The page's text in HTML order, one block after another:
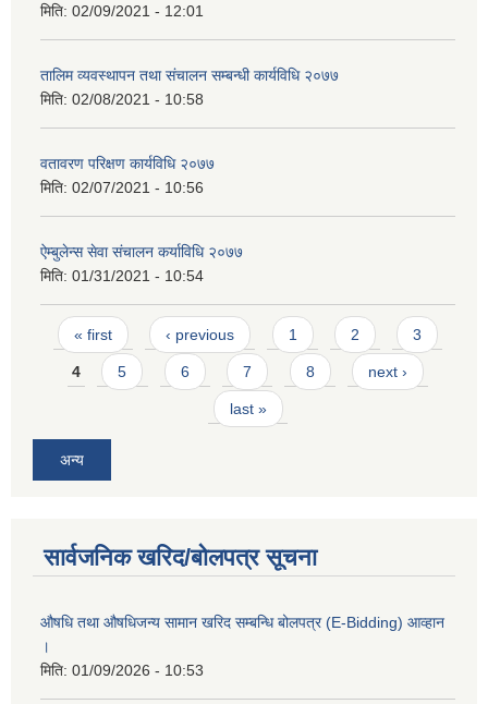
मिति: 02/09/2021 - 12:01
तालिम व्यवस्थापन तथा संचालन सम्बन्धी कार्यविधि २०७७
मिति: 02/08/2021 - 10:58
वतावरण परिक्षण कार्यविधि २०७७
मिति: 02/07/2021 - 10:56
ऐम्बुलेन्स सेवा संचालन कर्याविधि २०७७
मिति: 01/31/2021 - 10:54
Pages
« first ‹ previous 1 2 3
4 5 6 7 8 next ›
last »
अन्य
सार्वजनिक खरिद/बोलपत्र सूचना
औषधि तथा औषधिजन्य सामान खरिद सम्बन्धि बोलपत्र (E-Bidding) आव्हान
।
मिति: 01/09/2026 - 10:53